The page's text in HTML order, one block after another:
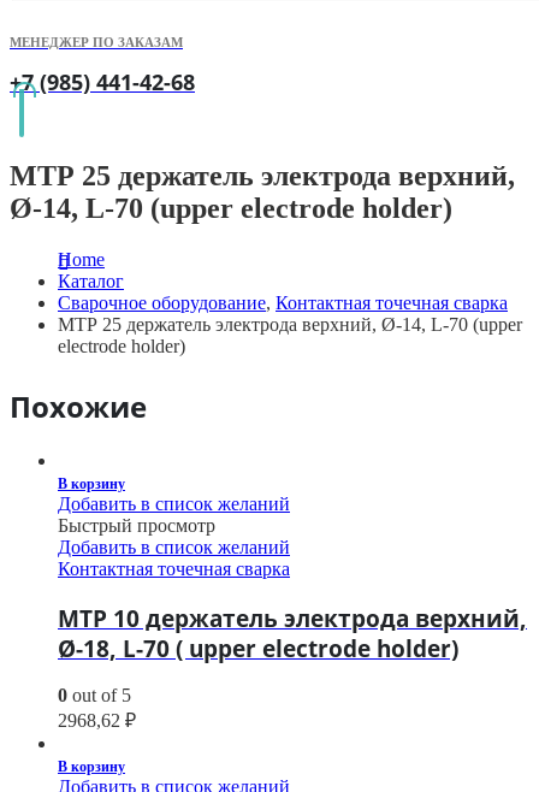
МЕНЕДЖЕР ПО ЗАКАЗАМ
+7 (985) 441-42-68
МТР 25 держатель электрода верхний,
Ø-14, L-70 (upper electrode holder)
Home
Каталог
Сварочное оборудование, Контактная точечная сварка
МТР 25 держатель электрода верхний, Ø-14, L-70 (upper
electrode holder)
Похожие
В корзину
Добавить в список желаний
Быстрый просмотр
Добавить в список желаний
Контактная точечная сварка
МТР 10 держатель электрода верхний,
Ø-18, L-70 ( upper electrode holder)
0 out of 5
2968,62 ₽
В корзину
Добавить в список желаний